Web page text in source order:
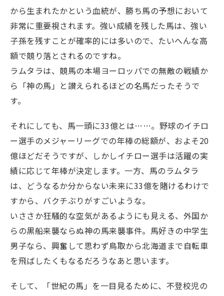
から生まれたかという血統が、勝ち馬の予想において
非常に重要視されます。強い成績を残した馬は、強い
子孫を残すことが確率的には多いので、たいへんな高
額で競り落とされるのですね。
ラムタラは、競馬の本場ヨーロッパでの無敵の戦績か
ら「神の馬」と讃えられるほどの名馬だったそうで
す。
それにしても、馬一頭に33億とは……。野球のイチロ
ー選手のメジャーリーグでの年棒の総額が、およそ20
億ほどだそうですが、しかしイチロー選手は活躍の実
績に応じて年棒が決定します。一方、馬のラムタラ
は、どうなるか分からない未来に33億を賭けるわけで
すから、バクチぶりがすごいような。
いささか狂騒的な空気があるようにも見える、外国か
らの黒船来襲ならぬ神の馬来襲事件。馬好きの中学生
男子なら、興奮して思わず鳥取から北海道まで自転車
を飛ばしたくもなるだろうなあと思います。
そして、「世紀の馬」を一目見るために、不登校児の